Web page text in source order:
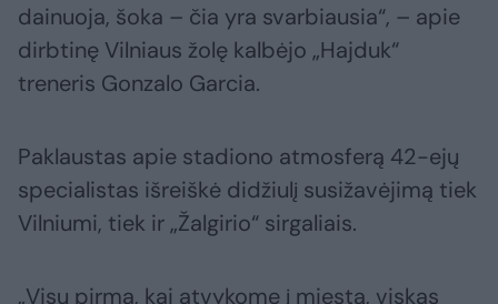
dainuoja, šoka – čia yra svarbiausia“, – apie
dirbtinę Vilniaus žolę kalbėjo „Hajduk“
treneris Gonzalo Garcia.
Paklaustas apie stadiono atmosferą 42-ejų
specialistas išreiškė didžiulį susižavėjimą tiek
Vilniumi, tiek ir „Žalgirio“ sirgaliais.
„Visų pirma, kai atvykome į miestą, viskas